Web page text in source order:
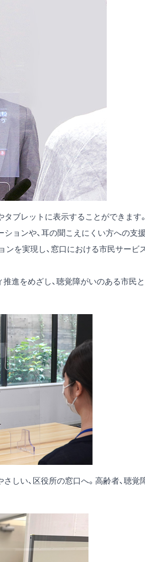
ブレットに表示することができます
ョンや、耳の聞こえにくい方への支
を実現し、窓口における市民サービ
推進をめざし、聴覚障がいのある市民と
しい、区役所の窓口へ。高齢者、聴覚